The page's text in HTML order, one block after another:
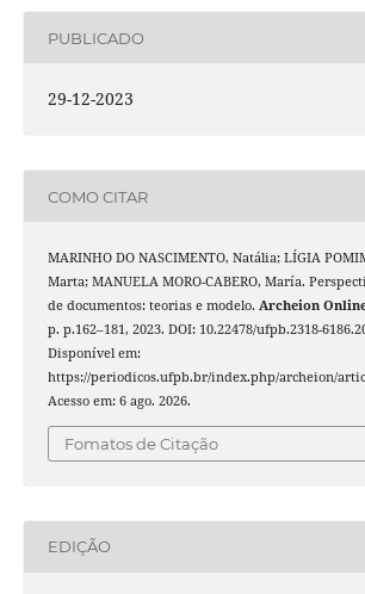
PUBLICADO
29-12-2023
COMO CITAR
MARINHO DO NASCIMENTO, Natália; LÍGIA
Marta; MANUELA MORO-CABERO, María.
de documentos: teorias e modelo. Archeion
p. p.162–181, 2023. DOI: 10.22478/ufpb.2318-
Disponível em:
https://periodicos.ufpb.br/index.php/archeion/
Acesso em: 6 ago. 2026.
Fomatos de Citação
EDIÇÃO